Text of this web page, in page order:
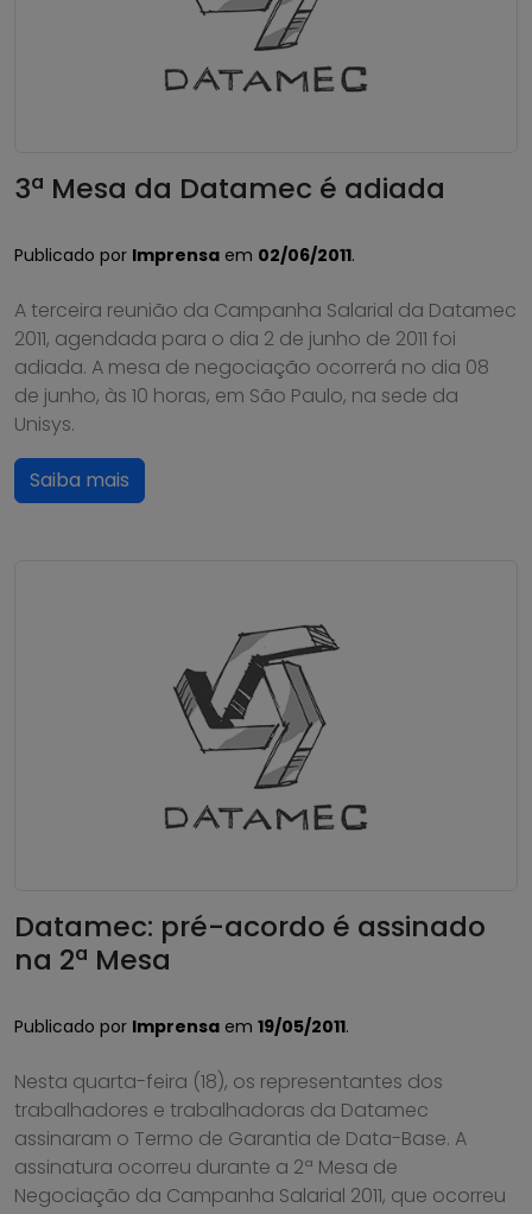
3ª Mesa da Datamec é adiada
Publicado por Imprensa em 02/06/2011.
A terceira reunião da Campanha Salarial da Datamec
2011, agendada para o dia 2 de junho de 2011 foi
adiada. A mesa de negociação ocorrerá no dia 08
de junho, às 10 horas, em São Paulo, na sede da
Unisys.
Saiba mais
Datamec: pré-acordo é assinado
na 2ª Mesa
Publicado por Imprensa em 19/05/2011.
Nesta quarta-feira (18), os representantes dos
trabalhadores e trabalhadoras da Datamec
assinaram o Termo de Garantia de Data-Base. A
assinatura ocorreu durante a 2ª Mesa de
Negociação da Campanha Salarial 2011, que ocorreu